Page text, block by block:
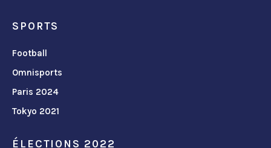
SPORTS
Football
Omnisports
Paris 2024
Tokyo 2021
ÉLECTIONS 2022